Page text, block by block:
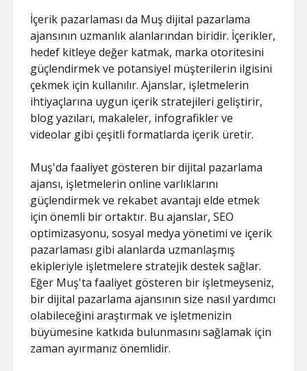
İçerik pazarlaması da Muş dijital pazarlama
ajansının uzmanlık alanlarından biridir. İçerikler,
hedef kitleye değer katmak, marka otoritesini
güçlendirmek ve potansiyel müşterilerin ilgisini
çekmek için kullanılır. Ajanslar, işletmelerin
ihtiyaçlarına uygun içerik stratejileri geliştirir,
blog yazıları, makaleler, infografikler ve
videolar gibi çeşitli formatlarda içerik üretir.
Muş'da faaliyet gösteren bir dijital pazarlama
ajansı, işletmelerin online varlıklarını
güçlendirmek ve rekabet avantajı elde etmek
için önemli bir ortaktır. Bu ajanslar, SEO
optimizasyonu, sosyal medya yönetimi ve içerik
pazarlaması gibi alanlarda uzmanlaşmış
ekipleriyle işletmelere stratejik destek sağlar.
Eğer Muş'ta faaliyet gösteren bir işletmeyseniz,
bir dijital pazarlama ajansının size nasıl yardımcı
olabileceğini araştırmak ve işletmenizin
büyümesine katkıda bulunmasını sağlamak için
zaman ayırmanız önemlidir.